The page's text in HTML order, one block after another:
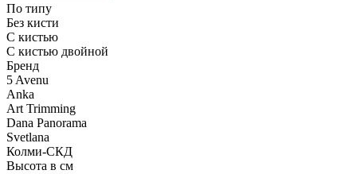
По типу
Без кисти
С кистью
С кистью двойной
Бренд
5 Avenu
Anka
Art Trimming
Dana Panorama
Svetlana
Колми-СКД
Высота в см